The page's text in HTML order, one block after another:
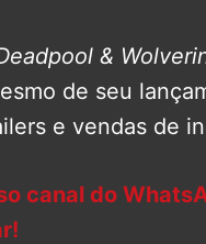
&
de seu
e vendas de
canal do